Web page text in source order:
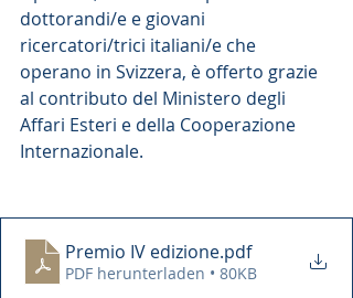
dottorandi/e e giovani
ricercatori/trici italiani/e che
operano in Svizzera, è offerto grazie
al contributo del Ministero degli
Affari Esteri e della Cooperazione
Internazionale.
Premio IV edizione.pdf
PDF herunterladen • 80KB